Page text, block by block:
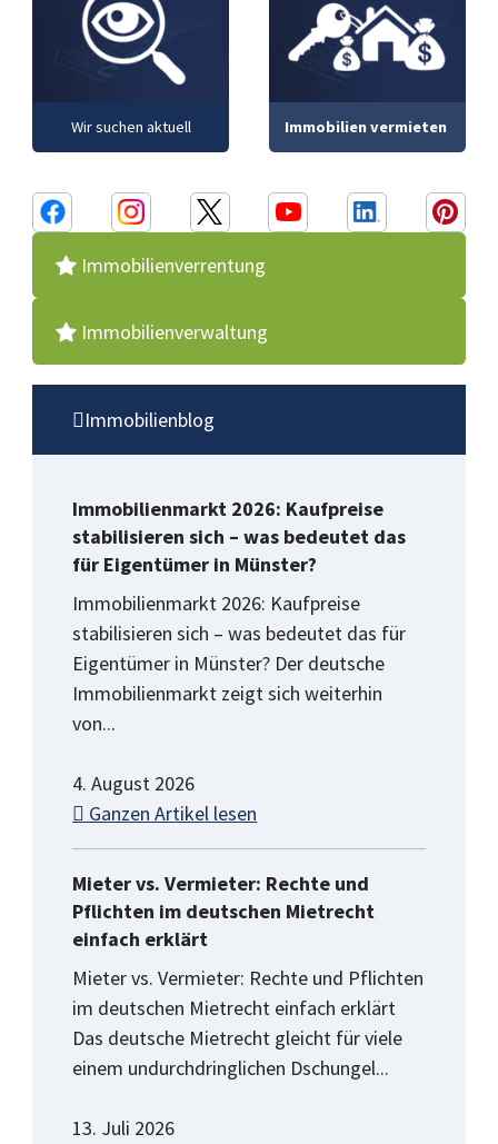
Wir suchen aktuell Immobilien vermieten
Immobilienverrentung
Immobilienverwaltung
Immobilienblog
Immobilienmarkt 2026: Kaufpreise
stabilisieren sich – was bedeutet das
für Eigentümer in Münster?
Immobilienmarkt 2026: Kaufpreise
stabilisieren sich – was bedeutet das für
Eigentümer in Münster? Der deutsche
Immobilienmarkt zeigt sich weiterhin
von...
4. August 2026
Ganzen Artikel lesen
Mieter vs. Vermieter: Rechte und
Pflichten im deutschen Mietrecht
einfach erklärt
Mieter vs. Vermieter: Rechte und Pflichten
im deutschen Mietrecht einfach erklärt
Das deutsche Mietrecht gleicht für viele
einem undurchdringlichen Dschungel...
13. Juli 2026